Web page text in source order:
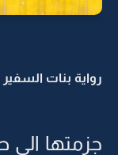
رواية بنات السفير -
جزمتها الي